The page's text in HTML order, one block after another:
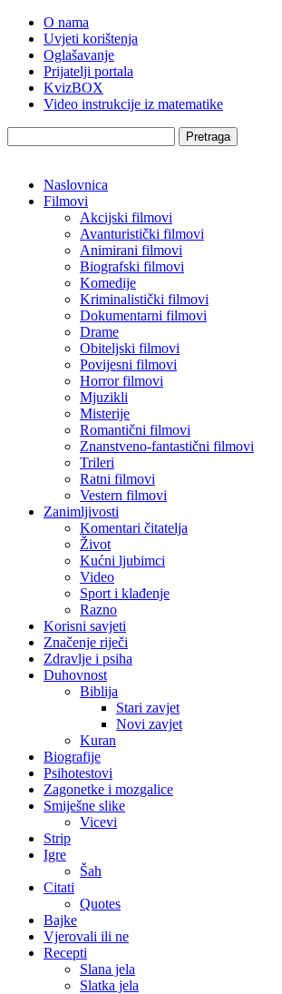
O nama
Uvjeti korištenja
Oglašavanje
Prijatelji portala
KvizBOX
Video instrukcije iz matematike
Pretraga
Naslovnica
Filmovi
Akcijski filmovi
Avanturistički filmovi
Animirani filmovi
Biografski filmovi
Komedije
Kriminalistički filmovi
Dokumentarni filmovi
Drame
Obiteljski filmovi
Povijesni filmovi
Horror filmovi
Mjuzikli
Misterije
Romantični filmovi
Znanstveno-fantastični filmovi
Trileri
Ratni filmovi
Vestern filmovi
Zanimljivosti
Komentari čitatelja
Život
Kućni ljubimci
Video
Sport i klađenje
Razno
Korisni savjeti
Značenje riječi
Zdravlje i psiha
Duhovnost
Biblija
Stari zavjet
Novi zavjet
Kuran
Biografije
Psihotestovi
Zagonetke i mozgalice
Smiješne slike
Vicevi
Strip
Igre
Šah
Citati
Quotes
Bajke
Vjerovali ili ne
Recepti
Slana jela
Slatka jela